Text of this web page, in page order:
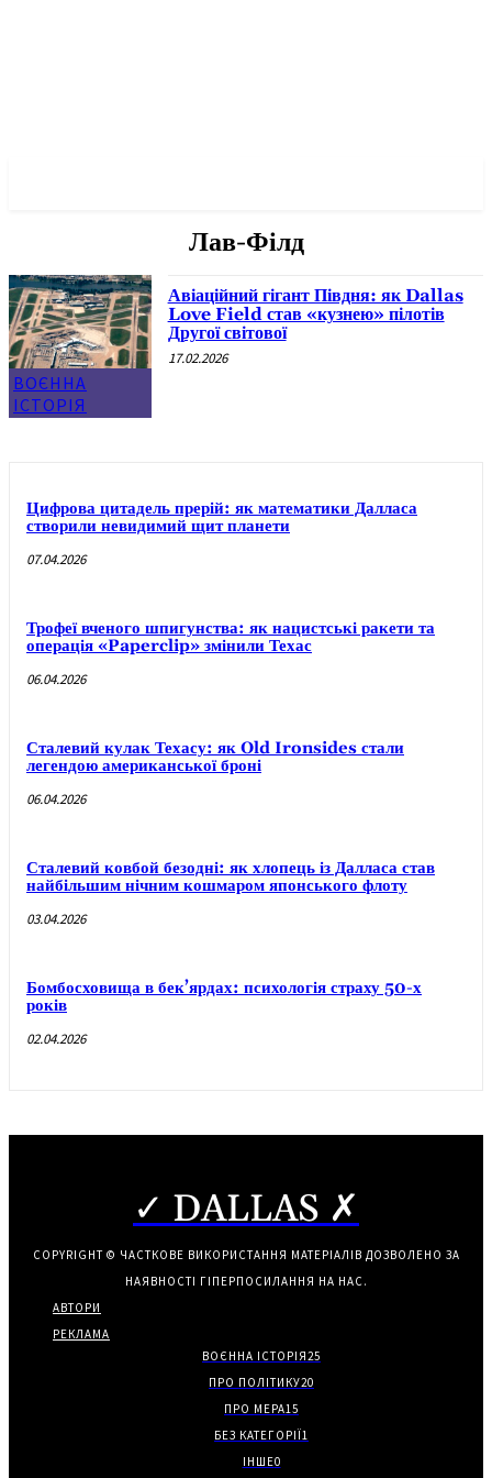
Лав-Філд
ВОЄННА
ІСТОРІЯ
Авіаційний гігант Півдня: як Dallas
Love Field став «кузнею» пілотів
Другої світової
17.02.2026
Цифрова цитадель прерій: як математики Далласа
створили невидимий щит планети
07.04.2026
Трофеї вченого шпигунства: як нацистські ракети та
операція «Paperclip» змінили Техас
06.04.2026
Сталевий кулак Техасу: як Old Ironsides стали
легендою американської броні
06.04.2026
Сталевий ковбой безодні: як хлопець із Далласа став
найбільшим нічним кошмаром японського флоту
03.04.2026
Бомбосховища в бек’ярдах: психологія страху 50-х
років
02.04.2026
✓ DALLAS ✗
COPYRIGHT © ЧАСТКОВЕ ВИКОРИСТАННЯ МАТЕРІАЛІВ ДОЗВОЛЕНО ЗА
НАЯВНОСТІ ГІПЕРПОСИЛАННЯ НА НАС.
АВТОРИ
РЕКЛАМА
ВОЄННА ІСТОРІЯ25
ПРО ПОЛІТИКУ20
ПРО МЕРА15
БЕЗ КАТЕГОРІЇ1
ІНШЕ0